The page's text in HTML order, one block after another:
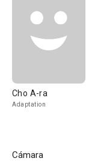
Cho A-ra
Adaptation
Cámara